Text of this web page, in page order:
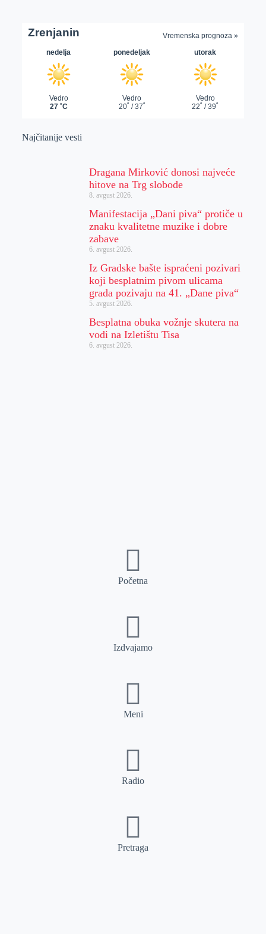
Najčitanije vesti
Dragana Mirković donosi najveće
hitove na Trg slobode
8. avgust 2026.
Manifestacija „Dani piva“ protiče u
znaku kvalitetne muzike i dobre
zabave
6. avgust 2026.
Iz Gradske bašte ispraćeni pozivari
koji besplatnim pivom ulicama
grada pozivaju na 41. „Dane piva“
5. avgust 2026.
Besplatna obuka vožnje skutera na
vodi na Izletištu Tisa
6. avgust 2026.
Početna
Izdvajamo
Meni
Radio
Pretraga